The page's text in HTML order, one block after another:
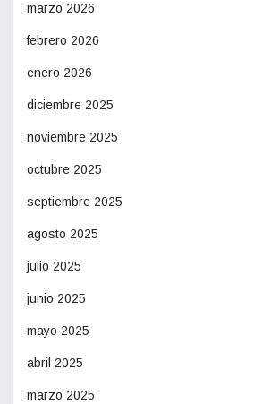
marzo 2026
febrero 2026
enero 2026
diciembre 2025
noviembre 2025
octubre 2025
septiembre 2025
agosto 2025
julio 2025
junio 2025
mayo 2025
abril 2025
marzo 2025